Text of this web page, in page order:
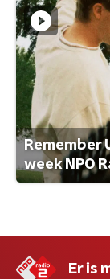
Remember
week NPO
Er is